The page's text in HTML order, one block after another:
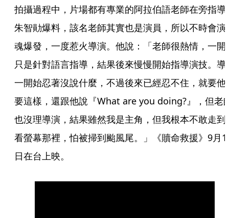
拍攝過程中，片場都有專業的阿拉伯語老師在旁指導
朱智勛爆料，該名老師其實也是演員，所以不時會演
魂爆發，一度惹火導演。他說：「老師很熱情，一開
只是針對語言指導，結果後來慢慢開始指導演技。導
一開始忍著沒說什麼，不過後來已經忍不住，就要他
要這樣，還跟他說『What are you doing?』，但老
也沒理導演，結果雖然我是主角，但我根本不敢走到
看螢幕那裡，怕被掃到颱風尾。」《贖命救援》9月1
日在台上映。